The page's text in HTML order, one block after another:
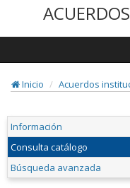
Inicio
Acuerdos
Información
Consulta catálogo
Búsqueda avanzada